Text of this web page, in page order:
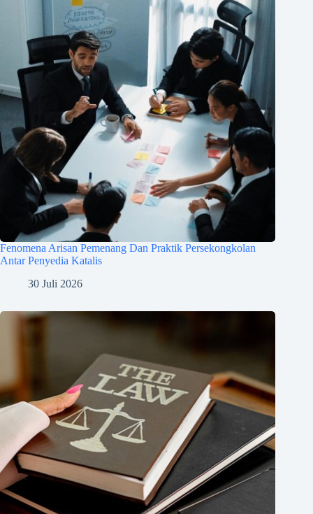
Fenomena Arisan Pemenang Dan Praktik Persekongkolan
Antar Penyedia Katalis
30 Juli 2026